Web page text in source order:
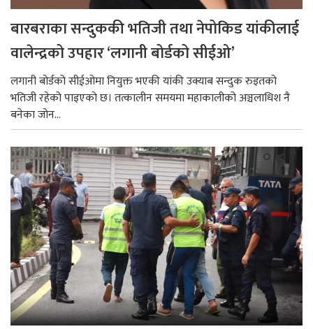
बारबराका सन्दुककी भतिजी तथा नेपोकिड यांकीलाई
वालेन्द्रको उपहार ‘लगानी बोर्डको सीईओ’
लगानी बोर्डको सीईओमा नियुक्त भएकी यांकी उक्याब सन्दुक रुइतको
भतिजी रहेको पाइएको छ। तत्कालीन समयमा महाकालीको अञ्चलाधिश नै
बनेका जोन...